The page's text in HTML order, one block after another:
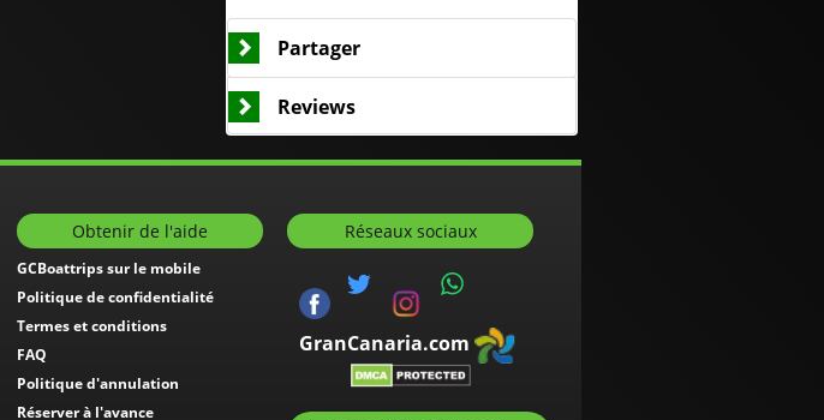
Partager
Reviews
Obtenir de l'aide
GCBoattrips sur le mobile
Politique de confidentialité
Termes et conditions
FAQ
Politique d'annulation
Réserver à l'avance
Réseaux sociaux
GranCanaria.com